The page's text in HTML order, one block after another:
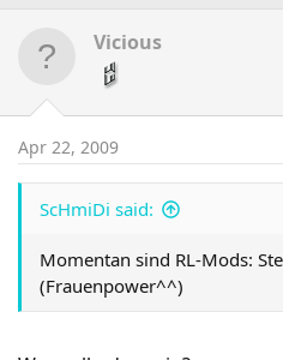
Vicious
Apr 22, 2009
ScHmiDi said:
Momentan sind RL-Mods:
(Frauenpower^^)